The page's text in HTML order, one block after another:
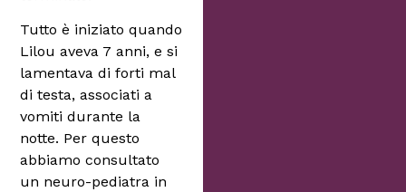
Tutto è iniziato quando
Lilou aveva 7 anni, e si
lamentava di forti mal
di testa, associati a
vomiti durante la
notte. Per questo
abbiamo consultato
un neuro-pediatra in